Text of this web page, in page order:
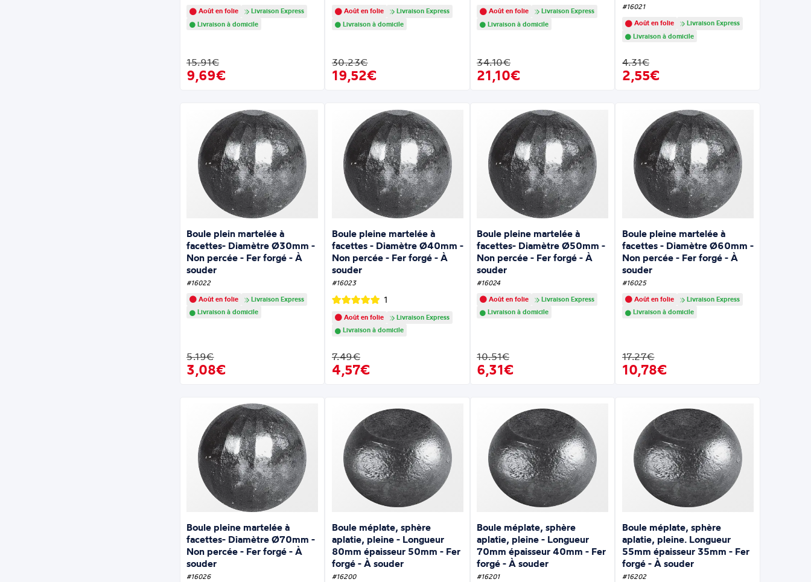
Août en folie
Livraison Express
Livraison à domicile
15.91€
9,69€
Août en folie
Livraison Express
Livraison à domicile
30.23€
19,52€
Août en folie
Livraison Express
Livraison à domicile
34.10€
21,10€
#16021
Août en folie
Livraison Express
Livraison à domicile
4.31€
2,55€
Boule plein martelée à
facettes- Diamètre Ø30mm -
Non percée - Fer forgé - À
souder
#16022
Août en folie
Livraison Express
Livraison à domicile
5.19€
3,08€
Boule pleine martelée à
facettes - Diamètre Ø40mm -
Non percée - Fer forgé - À
souder
#16023
1
Août en folie
Livraison Express
Livraison à domicile
7.49€
4,57€
Boule pleine martelée à
facettes- Diamètre Ø50mm -
Non percée - Fer forgé - À
souder
#16024
Août en folie
Livraison Express
Livraison à domicile
10.51€
6,31€
Boule pleine martelée à
facettes - Diamètre Ø60mm -
Non percée - Fer forgé - À
souder
#16025
Août en folie
Livraison Express
Livraison à domicile
17.27€
10,78€
Boule pleine martelée à
facettes- Diamètre Ø70mm -
Non percée - Fer forgé - À
souder
#16026
Boule méplate, sphère
aplatie, pleine - Longueur
80mm épaisseur 50mm - Fer
forgé - À souder
#16200
Boule méplate, sphère
aplatie, pleine - Longueur
70mm épaisseur 40mm - Fer
forgé - À souder
#16201
Boule méplate, sphère
aplatie, pleine. Longueur
55mm épaisseur 35mm - Fer
forgé - À souder
#16202